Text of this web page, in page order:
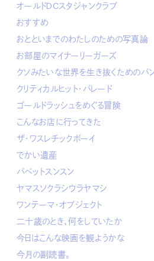
オールドDCスタジャンクラブ
おすすめ
おとといまでのわたしのための写真論
お部屋のマイナーリーガーズ
クソみたいな世界を生き抜くためのパ
クリティカルヒット・パレード
ゴールドラッシュをめぐる冒険
こんなお店に行ってきた
ザ・ワスレチックボーイ
でかい遺産
パペットスンスン
ヤマスソクラシウラヤマシ
ワンテーマ・オブジェクト
二十歳のとき、何をしていたか
今日はこんな映画を観ようかな
今月の副読書。